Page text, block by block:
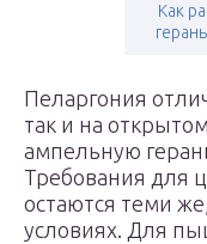
Как
Пеларгония
так и на
ампельную
Требования для
остаются теми
условиях. Для